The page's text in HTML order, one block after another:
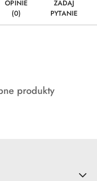
OPINIE
(0)
ZADAJ
PYTANIE
produkty